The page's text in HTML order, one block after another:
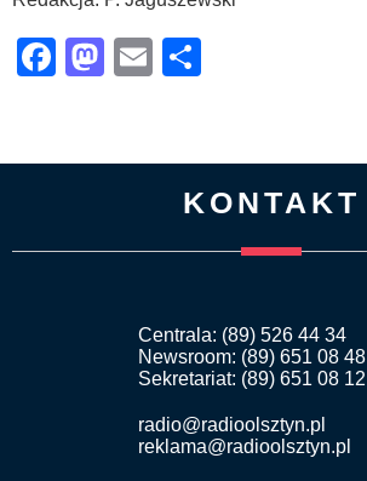
Facebook
Mastodon
Email
KONTAKT
Centrala: (89) 526 44 34
Newsroom: (89) 651 08 48
Sekretariat: (89) 651 08 12
radio@radioolsztyn.pl
reklama@radioolsztyn.pl